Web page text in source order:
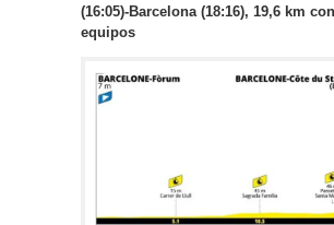
(16:05)-Barcelona (18:16), 19,6 km
equipos